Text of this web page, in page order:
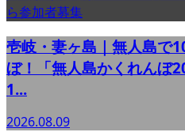
壱岐・妻ヶ島｜無人島で
ぼ！「無人島かくれんぼ
1...
2026.08.09